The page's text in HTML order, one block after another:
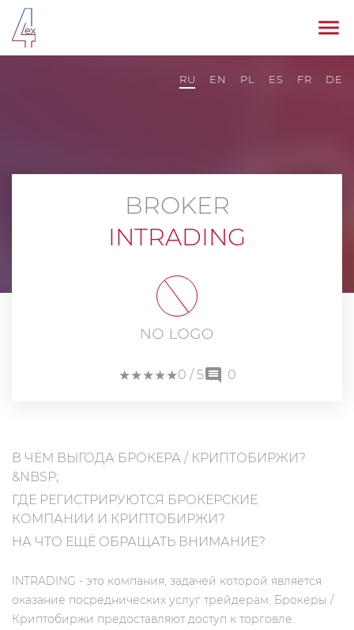
RU EN PL ES FR DE
BROKER
INTRADING
★★
★★
★★
★★
★★
0 / 5 0
В ЧЁМ ВЫГОДА БРОКЕРА / КРИПТОБИРЖИ?
&NBSP;
ГДЕ РЕГИСТРИРУЮТСЯ БРОКЕРСКИЕ
КОМПАНИИ И КРИПТОБИРЖИ?
НА ЧТО ЕЩЁ ОБРАЩАТЬ ВНИМАНИЕ?
INTRADING - это компания, задачей которой является
оказание посреднических услуг трейдерам. Брокеры /
Криптобиржи предоставляют доступ к торговле